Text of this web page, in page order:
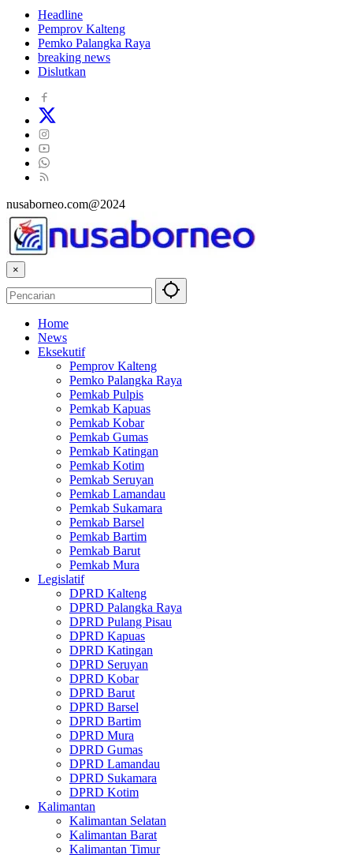
Headline
Pemprov Kalteng
Pemko Palangka Raya
breaking news
Dislutkan
nusaborneo.com@2024
×
Home
News
Eksekutif
Pemprov Kalteng
Pemko Palangka Raya
Pemkab Pulpis
Pemkab Kapuas
Pemkab Kobar
Pemkab Gumas
Pemkab Katingan
Pemkab Kotim
Pemkab Seruyan
Pemkab Lamandau
Pemkab Sukamara
Pemkab Barsel
Pemkab Bartim
Pemkab Barut
Pemkab Mura
Legislatif
DPRD Kalteng
DPRD Palangka Raya
DPRD Pulang Pisau
DPRD Kapuas
DPRD Katingan
DPRD Seruyan
DPRD Kobar
DPRD Barut
DPRD Barsel
DPRD Bartim
DPRD Mura
DPRD Gumas
DPRD Lamandau
DPRD Sukamara
DPRD Kotim
Kalimantan
Kalimantan Selatan
Kalimantan Barat
Kalimantan Timur